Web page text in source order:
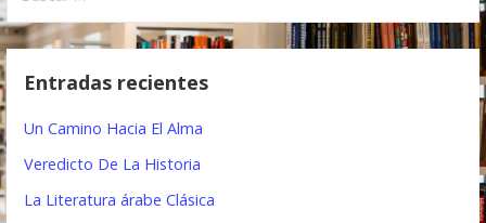
e
g
s
Entradas recientes
Un Camino Hacia El Alma
Veredicto De La Historia
La Literatura árabe Clásica